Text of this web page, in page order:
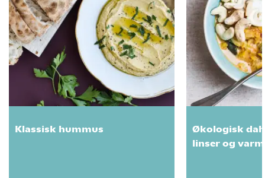
Klassisk hummus
Økologisk
linser og